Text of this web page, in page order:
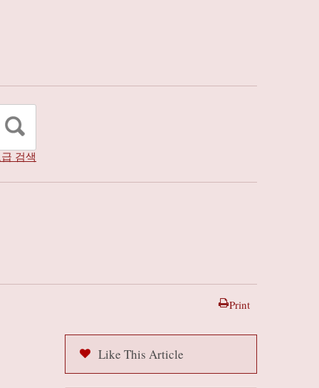
검색
Print
Like This Article